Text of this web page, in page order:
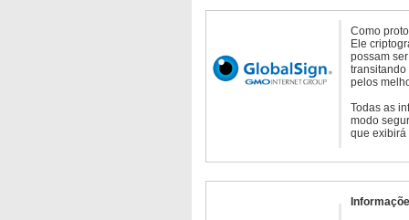
Como
Ele
possam
transitando
pelos
Todas as
modo
que exibirá